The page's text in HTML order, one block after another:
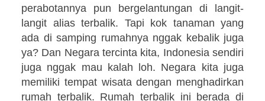
perabotannya pun bergelantungan di langit-
langit alias terbalik. Tapi kok tanaman yang
ada di samping rumahnya nggak kebalik juga
ya? Dan Negara tercinta kita, Indonesia sendiri
juga nggak mau kalah loh. Negara kita juga
memiliki tempat wisata dengan menghadirkan
rumah terbalik. Rumah terbalik ini berada di